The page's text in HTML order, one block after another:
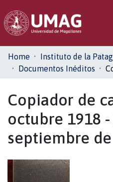
Communities
& Collections
Statistics
Home
Instituto de la
Documentos Inéditos
Copiador de
octubre 1918
septiembre